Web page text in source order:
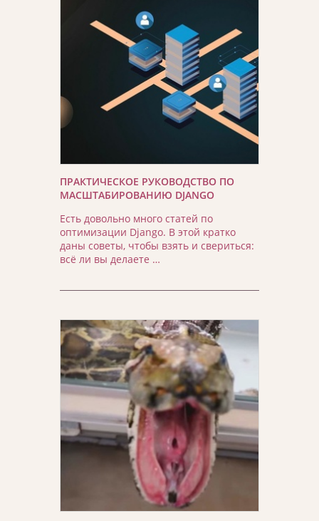
ПРАКТИЧЕСКОЕ РУКОВОДСТВО ПО
МАСШТАБИРОВАНИЮ DJANGO
Есть довольно много статей по
оптимизации Django. В этой кратко
даны советы, чтобы взять и свериться:
всё ли вы делаете …